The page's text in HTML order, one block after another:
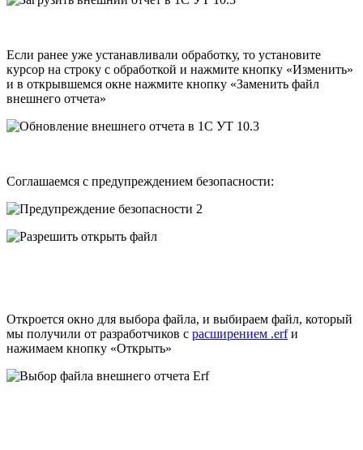
Если ранее уже устанавливали обработку, то установите
курсор на строку с обработкой и нажмите кнопку «Изменить»
и в открывшемся окне нажмите кнопку «Заменить файл
внешнего отчета»
Соглашаемся с предупреждением безопасности:
Откроется окно для выбора файла, и выбираем файл, который
мы получили от разработчиков с расширением .erfи
нажимаем кнопку «Открыть»